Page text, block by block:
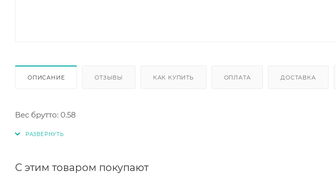
ОПИСАНИЕ ОТЗЫВЫ КАК КУПИТЬ ОПЛАТА ДОСТАВКА
Вес брутто: 0.58
С этим товаром покупают